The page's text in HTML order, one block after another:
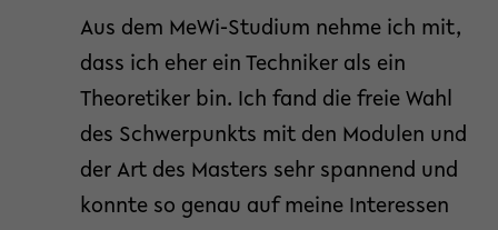
Aus dem MeWi-Studium nehme ich mit,
dass ich eher ein Techniker als ein
Theoretiker bin. Ich fand die freie Wahl
des Schwerpunkts mit den Modulen und
der Art des Masters sehr spannend und
konnte so genau auf meine Interessen